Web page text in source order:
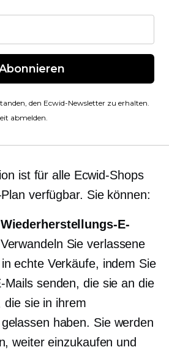
den Ecwid-Newsletter zu erhalten.
abmelden.
ist für alle Ecwid-Shops
verfügbar. Sie können:
E-
Sie verlassene
echte Verkäufe, indem Sie
Mails senden, die sie an die
die sie in ihrem
haben. Sie werden
weiter einzukaufen und